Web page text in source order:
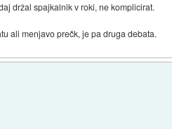
držal spajkalnik v roki, ne komplicirat.
ali menjavo prečk, je pa druga debata.